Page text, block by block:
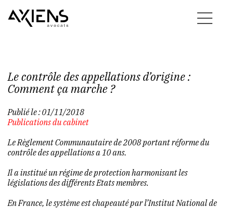
Le contrôle des appellations d’origine :
Comment ça marche ?
Publié le :01/11/2018
Publications du cabinet
Le Règlement Communautaire de 2008 portant réforme du
contrôle des appellations a 10 ans.
Il a institué un régime de protection harmonisant les
législations des différents Etats membres.
En France, le système est chapeauté par l’Institut National de